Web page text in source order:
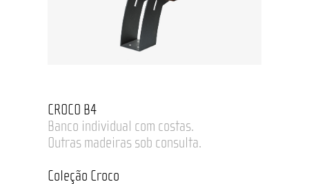
CROCO B4
Banco individual com costas.
Outras madeiras sob consulta.
Coleção Croco